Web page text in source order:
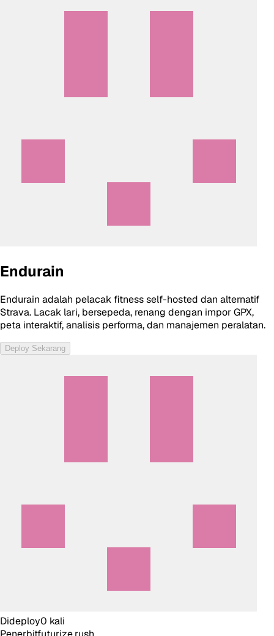
Endurain
Endurain adalah pelacak fitness self-hosted dan alternatif
Strava. Lacak lari, bersepeda, renang dengan impor GPX,
peta interaktif, analisis performa, dan manajemen peralatan.
Deploy Sekarang
Dideploy0 kali